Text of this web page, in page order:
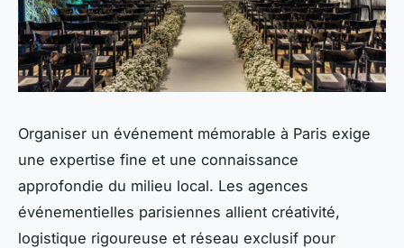
Organiser un événement mémorable à Paris exige
une expertise fine et une connaissance
approfondie du milieu local. Les agences
événementielles parisiennes allient créativité,
logistique rigoureuse et réseau exclusif pour